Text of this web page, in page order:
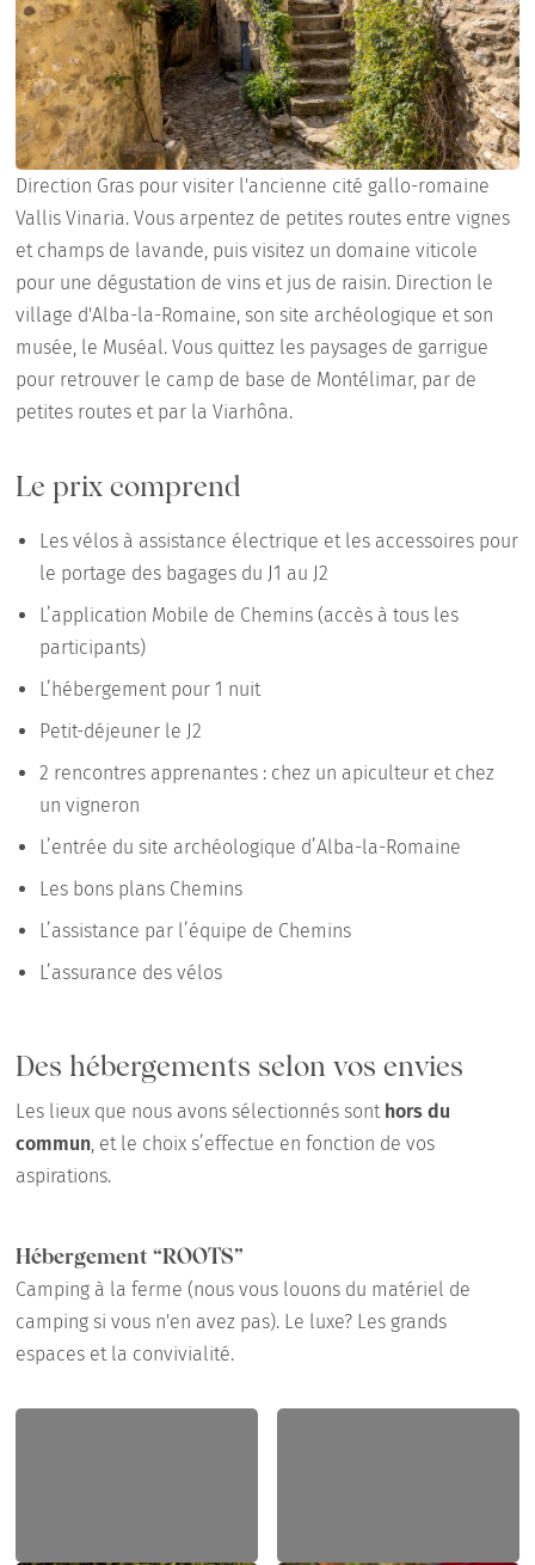
Direction Gras pour visiter l'ancienne cité gallo-romaine
Vallis Vinaria. Vous arpentez de petites routes entre vignes
et champs de lavande, puis visitez un domaine viticole
pour une dégustation de vins et jus de raisin. Direction le
village d'Alba-la-Romaine, son site archéologique et son
musée, le Muséal. Vous quittez les paysages de garrigue
pour retrouver le camp de base de Montélimar, par de
petites routes et par la Viarhôna.
Le prix comprend
Les vélos à assistance électrique et les accessoires pour
le portage des bagages du J1 au J2
L’application Mobile de Chemins (accès à tous les
participants)
L’hébergement pour 1 nuit
Petit-déjeuner le J2
2 rencontres apprenantes : chez un apiculteur et chez
un vigneron
L’entrée du site archéologique d’Alba-la-Romaine
Les bons plans Chemins
L’assistance par l’équipe de Chemins
L’assurance des vélos
Des hébergements selon vos envies
Les lieux que nous avons sélectionnés sont hors du
commun, et le choix s’effectue en fonction de vos
aspirations.
Hébergement “ROOTS”
Camping à la ferme (nous vous louons du matériel de
camping si vous n'en avez pas). Le luxe? Les grands
espaces et la convivialité.